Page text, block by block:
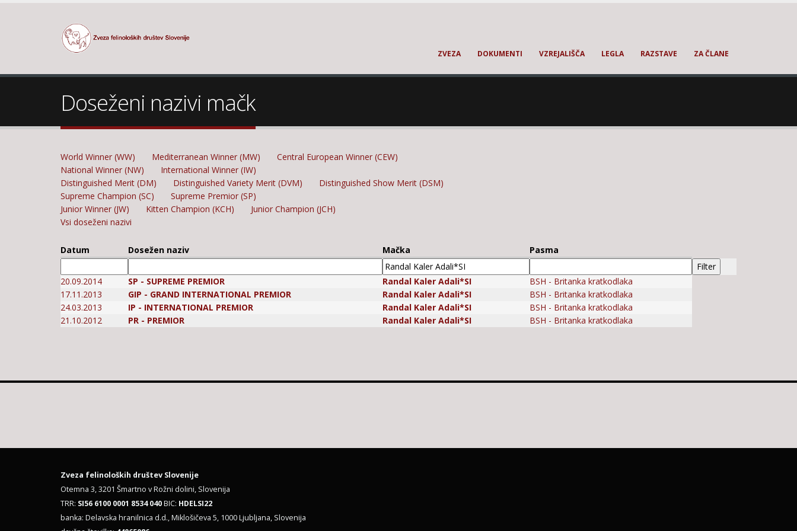
ZVEZA DOKUMENTI VZREJALIŠČA LEGLA RAZSTAVE ZA ČLANE
Doseženi nazivi mačk
World Winner (WW) Mediterranean Winner (MW)
Central European Winner (CEW)
National Winner (NW)
International Winner (IW)
Distinguished Merit (DM)
Distinguished Variety Merit (DVM)
Distinguished Show Merit (DSM)
Supreme Champion (SC)
Supreme Premior (SP)
Junior Winner (JW)
Kitten Champion (KCH)
Junior Champion (JCH)
Vsi doseženi nazivi
Datum Dosežen naziv Mačka Pasma
20.09.2014 SP - SUPREME PREMIOR Randal Kaler Adali*SI
BSH - Britanka kratkodlaka
17.11.2013
GIP - GRAND INTERNATIONAL PREMIOR Randal Kaler Adali*SI
BSH - Britanka kratkodlaka
24.03.2013
IP - INTERNATIONAL PREMIOR Randal Kaler Adali*SI
BSH - Britanka kratkodlaka
21.10.2012
PR - PREMIOR Randal Kaler Adali*SI BSH - Britanka kratkodlaka
Zveza felinoloških društev Slovenije
Otemna 3, 3201 Šmartno v Rožni dolini, Slovenija
TRR: SI56 6100 0001 8534 040BIC: HDELSI22
banka: Delavska hranilnica d.d., Miklošičeva 5, 1000 Ljubljana, Slovenija